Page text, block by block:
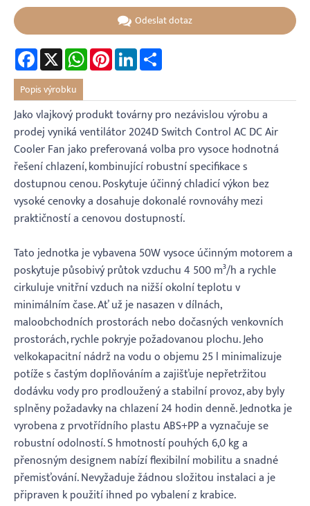
Odeslat dotaz
Facebook
X WhatsAppPinterestLinkedIn
Popis výrobku
Jako vlajkový produkt továrny pro nezávislou výrobu a
prodej vyniká ventilátor 2024D Switch Control AC DC Air
Cooler Fan jako preferovaná volba pro vysoce hodnotná
řešení chlazení, kombinující robustní specifikace s
dostupnou cenou. Poskytuje účinný chladicí výkon bez
vysoké cenovky a dosahuje dokonalé rovnováhy mezi
praktičností a cenovou dostupností.
Tato jednotka je vybavena 50W vysoce účinným motorem a
poskytuje působivý průtok vzduchu 4 500 m³/h a rychle
cirkuluje vnitřní vzduch na nižší okolní teplotu v
minimálním čase. Ať už je nasazen v dílnách,
maloobchodních prostorách nebo dočasných venkovních
prostorách, rychle pokryje požadovanou plochu. Jeho
velkokapacitní nádrž na vodu o objemu 25 l minimalizuje
potíže s častým doplňováním a zajišťuje nepřetržitou
dodávku vody pro prodloužený a stabilní provoz, aby byly
splněny požadavky na chlazení 24 hodin denně. Jednotka je
vyrobena z prvotřídního plastu ABS+PP a vyznačuje se
robustní odolností. S hmotností pouhých 6,0 kg a
přenosným designem nabízí flexibilní mobilitu a snadné
přemisťování. Nevyžaduje žádnou složitou instalaci a je
připraven k použití ihned po vybalení z krabice.